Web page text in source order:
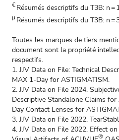
€Résumés descriptifs du T3B: n =
µ Résumés descriptifs du T3B: n =
Toutes les marques de tiers
document sont la propriété
respectifs.
1. JJV Data on File: Technical
MAX 1-Day for ASTIGMATISM.
2. JJV Data on File 2024.
Descriptive Standalone Claims for
Day Contact Lenses for
3. JJV Data on File 2022.
4. JJV Data on File 2022. Effect
®